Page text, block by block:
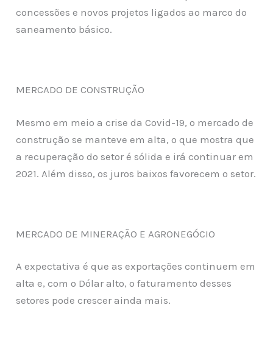
concessões e novos projetos ligados ao marco do
saneamento básico.
MERCADO DE CONSTRUÇÃO
Mesmo em meio a crise da Covid-19, o mercado de
construção se manteve em alta, o que mostra que
a recuperação do setor é sólida e irá continuar em
2021. Além disso, os juros baixos favorecem o setor.
MERCADO DE MINERAÇÃO E AGRONEGÓCIO
A expectativa é que as exportações continuem em
alta e, com o Dólar alto, o faturamento desses
setores pode crescer ainda mais.